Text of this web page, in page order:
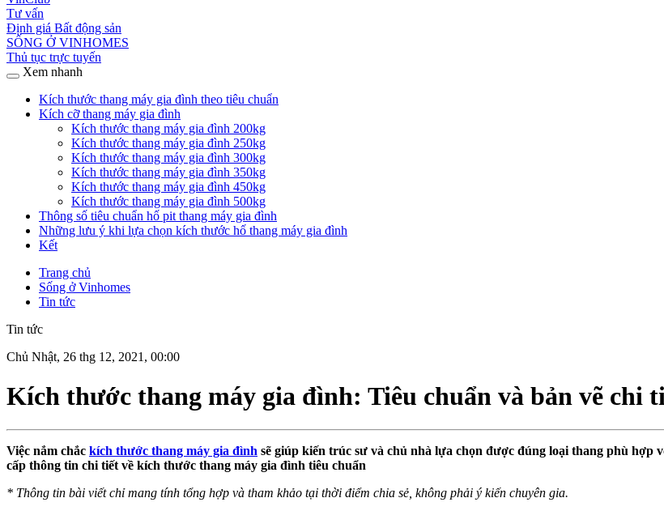
Tư vấn
Định giá Bất động sản
SỐNG Ở VINHOMES
Thủ tục trực tuyến
Xem nhanh
Kích thước thang máy gia đình theo tiêu chuẩn
Kích cỡ thang máy gia đình
Kích thước thang máy gia đình 200kg
Kích thước thang máy gia đình 250kg
Kích thước thang máy gia đình 300kg
Kích thước thang máy gia đình 350kg
Kích thước thang máy gia đình 450kg
Kích thước thang máy gia đình 500kg
Thông số tiêu chuẩn hố pit thang máy gia đình
Những lưu ý khi lựa chọn kích thước hố thang máy gia đình
Kết
Trang chủ
Sống ở Vinhomes
Tin tức
Tin tức
Chủ Nhật, 26 thg 12, 2021, 00:00
Kích thước thang máy gia đình: Tiêu chuẩn và bản vẽ chi
Việc nắm chắc kích thước thang máy gia đình sẽ giúp kiến trúc sư và chủ nhà lựa chọn được đúng loại thang phù
cấp thông tin chi tiết về kích thước thang máy gia đình tiêu chuẩn
* Thông tin bài viết chỉ mang tính tổng hợp và tham khảo tại thời điểm chia sẻ, không phải ý kiến chuyên gia.